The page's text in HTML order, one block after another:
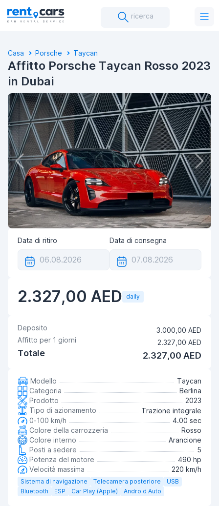
ricerca
Casa Porsche Taycan
Affitto Porsche Taycan Rosso 2023
in Dubai
Data di ritiro Data di consegna
2.327,00 AED daily
Deposito
3.000,00 AED
Affitto per 1 giorni 2.327,00 AED
Totale 2.327,00 AED
Modello
Taycan
Categoria
Berlina
Prodotto
2023
Tipo di azionamento
Trazione integrale
0-100 km/h
4.00 sec
Colore della carrozzeria
Rosso
Colore interno
Arancione
Posti a sedere
5
Potenza del motore
490 hp
Velocità massima
220 km/h
Sistema di navigazione Telecamera posteriore
USB
Bluetooth
ESP Car Play (Apple) Android Auto